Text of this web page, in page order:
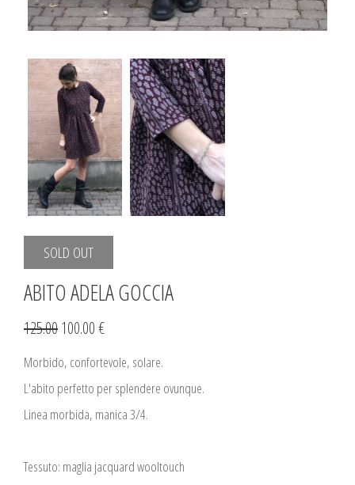
SOLD OUT
ABITO ADELA GOCCIA
125.00100.00 €
Morbido, confortevole, solare.
L'abito perfetto per splendere ovunque.
Linea morbida, manica 3/4.
Tessuto: maglia jacquard wooltouch